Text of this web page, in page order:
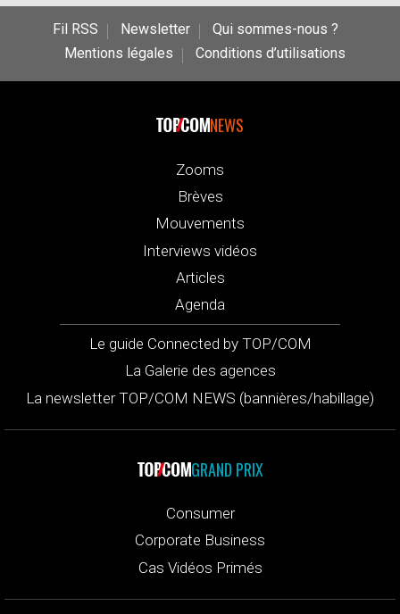
Fil RSS Newsletter
Qui sommes-nous ?
Mentions légales
Conditions d’utilisations
NEWS
Zooms
Brèves
Mouvements
Interviews vidéos
Articles
Agenda
Le guide Connected by TOP/COM
La Galerie des agences
La newsletter TOP/COM NEWS (bannières/habillage)
GRAND PRIX
Consumer
Corporate Business
Cas Vidéos Primés